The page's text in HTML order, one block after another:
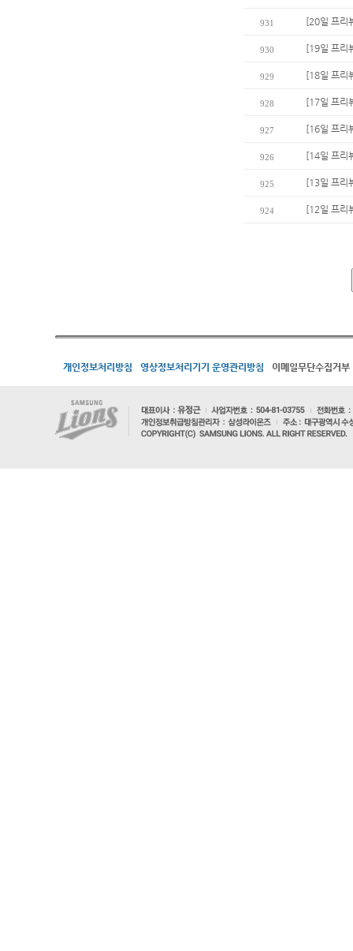
931 [20일 프리
930 [19일 프리
929 [18일 프리
928 [17일 프리
927 [16일 프리
926 [14일 프리
925 [13일 프리
924 [12일 프리
개인정보처리방침 영상정보처리기기 운영관리방침 이메일무단수집거부